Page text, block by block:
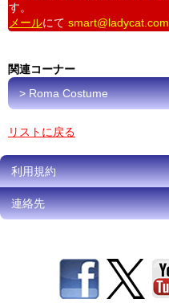
す。
メールにて smart@ladycat.com
関連コーナー
> Roma Costume
リストに戻る
利用規約
連絡先